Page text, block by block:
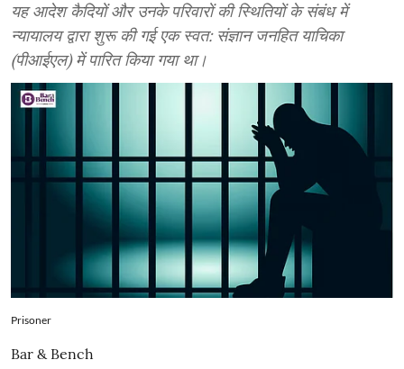
यह आदेश कैदियों और उनके परिवारों की स्थितियों के संबंध में
न्यायालय द्वारा शुरू की गई एक स्वत: संज्ञान जनहित याचिका
(पीआईएल) में पारित किया गया था।
Prisoner
Bar & Bench